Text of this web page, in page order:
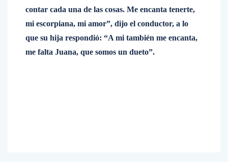
contar cada una de las cosas. Me encanta tenerte,
mi escorpiana, mi amor”, dijo el conductor, a lo
que su hija respondió: “A mi también me encanta,
me falta Juana, que somos un dueto”.